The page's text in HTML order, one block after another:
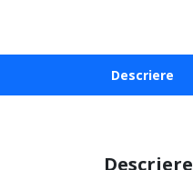
Descriere
Descriere